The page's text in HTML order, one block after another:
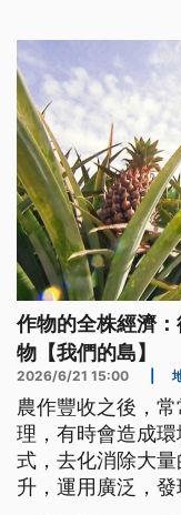
作物的全株經濟
物【我們的島】
2026/6/21 15:00
農作豐收之後，
理，有時會造成
式，去化消除大
升，運用廣泛，